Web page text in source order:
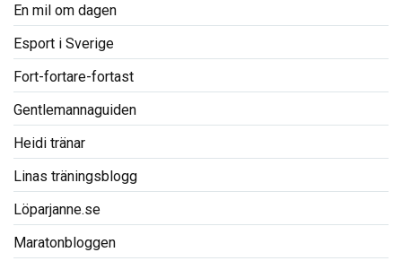
En mil om dagen
Esport i Sverige
Fort-fortare-fortast
Gentlemannaguiden
Heidi tränar
Linas träningsblogg
Löparjanne.se
Maratonbloggen